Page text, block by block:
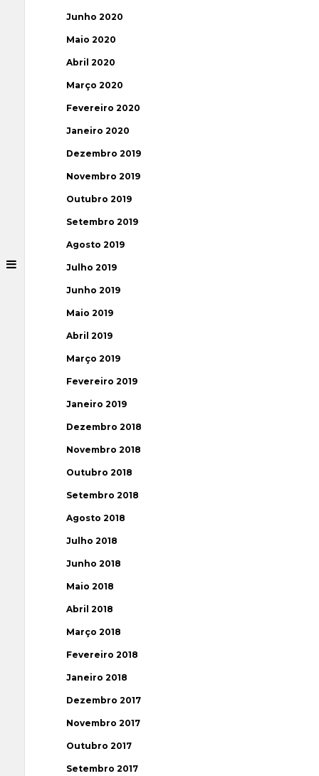
Junho 2020
Maio 2020
Abril 2020
Março 2020
Fevereiro 2020
Janeiro 2020
Dezembro 2019
Novembro 2019
Outubro 2019
Setembro 2019
Agosto 2019
Julho 2019
Junho 2019
Maio 2019
Abril 2019
Março 2019
Fevereiro 2019
Janeiro 2019
Dezembro 2018
Novembro 2018
Outubro 2018
Setembro 2018
Agosto 2018
Julho 2018
Junho 2018
Maio 2018
Abril 2018
Março 2018
Fevereiro 2018
Janeiro 2018
Dezembro 2017
Novembro 2017
Outubro 2017
Setembro 2017